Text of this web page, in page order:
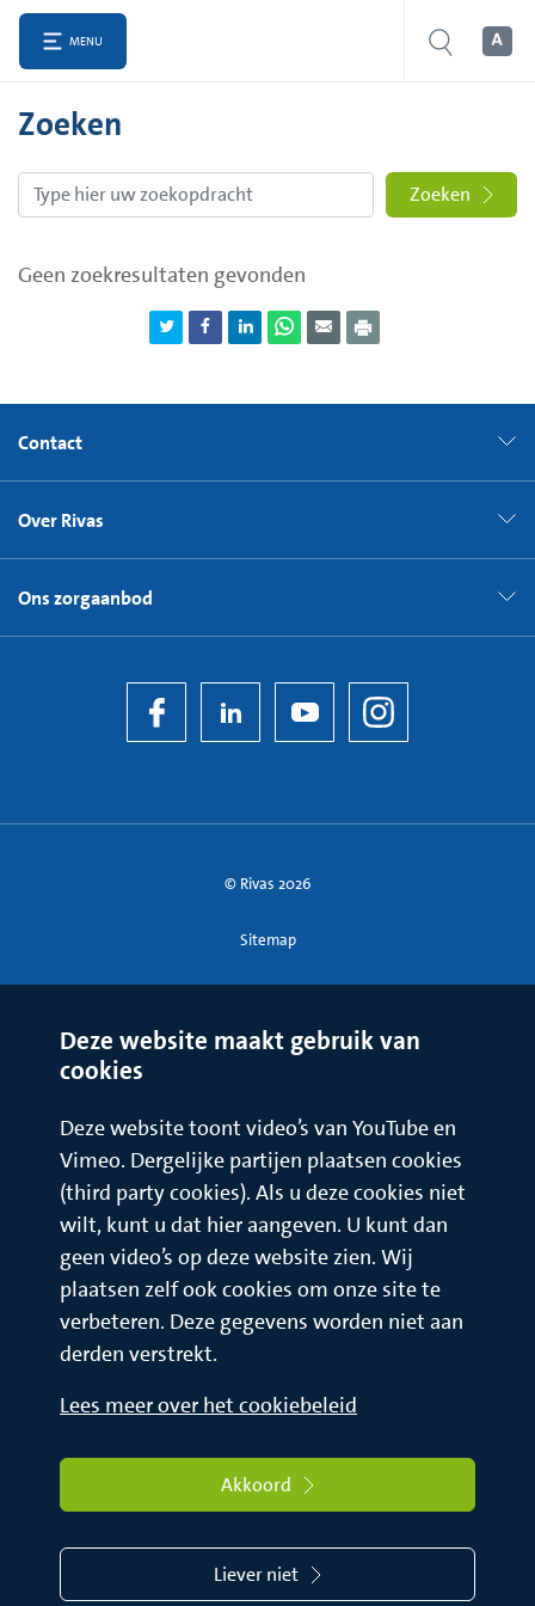
MENU
Zoeken
Zoeken
Geen zoekresultaten gevonden
Contact
Over Rivas
Ons zorgaanbod
© Rivas 2026
Sitemap
Deze website maakt gebruik van
cookies
Deze website toont video’s van YouTube en
Vimeo. Dergelijke partijen plaatsen cookies
(third party cookies). Als u deze cookies niet
wilt, kunt u dat hier aangeven. U kunt dan
geen video’s op deze website zien. Wij
plaatsen zelf ook cookies om onze site te
verbeteren. Deze gegevens worden niet aan
derden verstrekt.
Lees meer over het cookiebeleid
Akkoord
Liever niet